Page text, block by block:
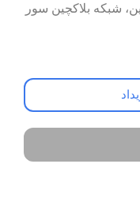
شبکه بلاکچین سور